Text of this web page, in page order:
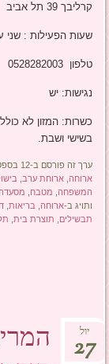
קרליבך 39 תל אביב
שעות הפעילות : שני עד שבת בין
טלפון 0528282003
נגישות: יש
כשרות: המזון לא
בשישי ושבת.
ערך זה פורסם ב-12 בספטמבר 2019, ב-
ארוחה ,ארוחת ערב
המשפחה מטבח
ותויג ב-ארוחה בריאות ,
תבשילים
תוצרת בית
יול
27